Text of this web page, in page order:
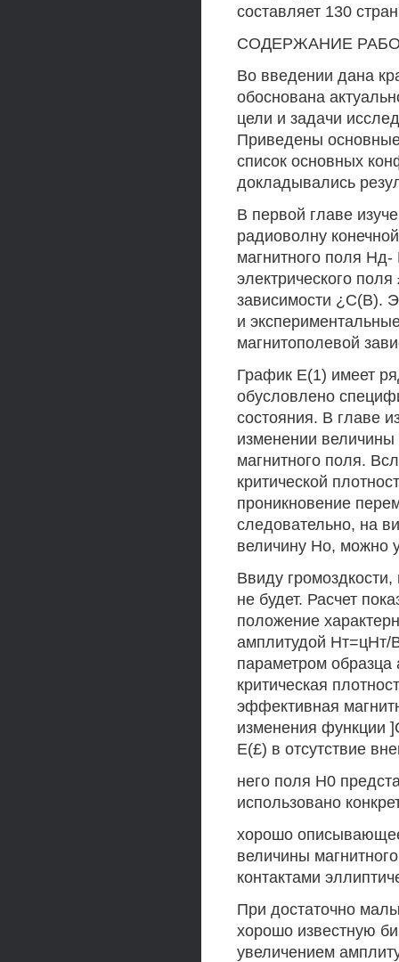
составляет 130
СОДЕРЖАНИЕ
Во введении дана
обоснована
цели и задачи
Приведены
список основных
докладывались
В первой главе
радиоволну
магнитного поля
электрического
зависимости ¿С(В).
и
магнитополевой
График Е(1) имеет
обусловлено
состояния. В главе
изменении
магнитного поля.
критической
проникновение
следовательно, на
величину Но, можно
Ввиду
не будет. Расчет
положение
амплитудой
параметром образца
критическая
эффективная
изменения функции
Е(£) в отсутствие
него поля Н0
использовано
хорошо описывающее
величины
контактами
При достаточно
хорошо известную
увеличением